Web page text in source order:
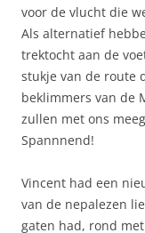
voor de vlucht die
Als alternatief
trektocht aan de
stukje van de route
beklimmers van de
zullen met ons
Spannnend!
Vincent had een
van de nepalezen
gaten had, rond